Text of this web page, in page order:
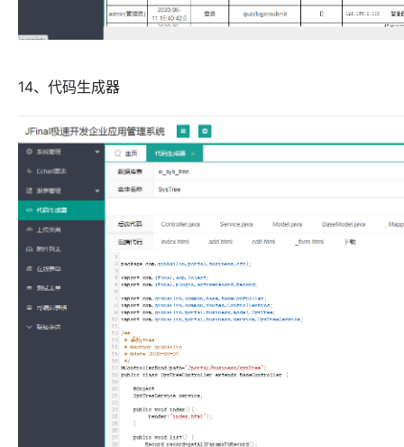
14、代码生成器